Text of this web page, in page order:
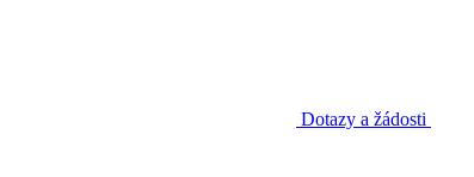
Dotazy a žádosti